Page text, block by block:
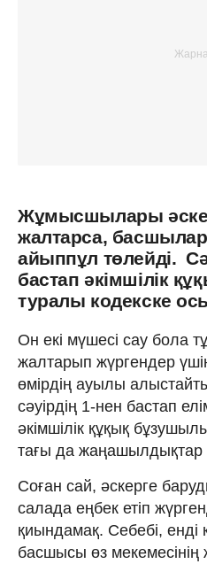
Жұмысшылары
жалтарса,
айыппұл төлейді.
бастап әкімшілік
туралы кодекске
Он екі мүшесі сау бола
жалтарып жүргендер
өмірдің ауылы
сәуірдің 1-нен бастап
әкімшілік құқық
тағы да жаңашылдықтар
Соған сай, әскерге
салада еңбек етіп
қиындамақ. Себебі, енді
басшысы өз